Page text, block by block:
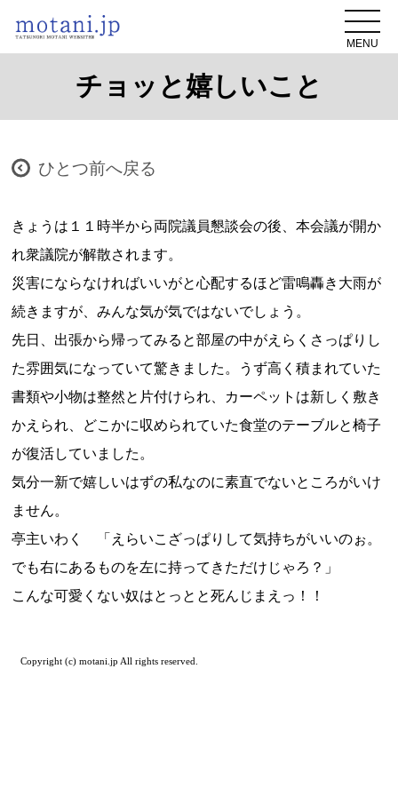
MENU
チョッと嬉しいこと
ひとつ前へ戻る
きょうは１１時半から両院議員懇談会の後、本会議が開か
れ衆議院が解散されます。
災害にならなければいいがと心配するほど雷鳴轟き大雨が
続きますが、みんな気が気ではないでしょう。
先日、出張から帰ってみると部屋の中がえらくさっぱりし
た雰囲気になっていて驚きました。うず高く積まれていた
書類や小物は整然と片付けられ、カーペットは新しく敷き
かえられ、どこかに収められていた食堂のテーブルと椅子
が復活していました。
気分一新で嬉しいはずの私なのに素直でないところがいけ
ません。
亭主いわく 「えらいこざっぱりして気持ちがいいのぉ。
でも右にあるものを左に持ってきただけじゃろ？」
こんな可愛くない奴はとっとと死んじまえっ！！
Copyright (c) motani.jp All rights reserved.